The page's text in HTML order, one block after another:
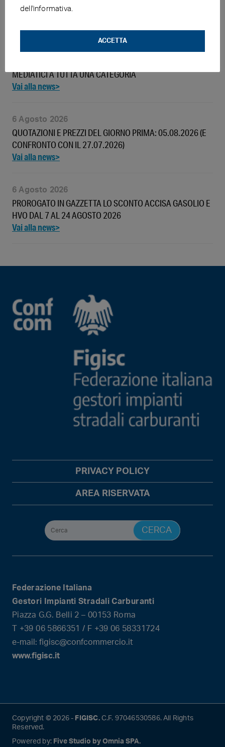
MEDIATICI A TUTTA UNA CATEGORIA
QUOTAZIONI E PREZZI DEL GIORNO PRIMA: 05.08.2026 (E
CONFRONTO CON IL 27.07.2026)
6 Agosto 2026
PROROGATO IN GAZZETTA LO SCONTO ACCISA GASOLIO E
HVO DAL 7 AL 24 AGOSTO 2026
6 Agosto 2026
Federazione Italiana
Gestori Impianti Stradali Carburanti
Piazza G.G. Belli 2 – 00153 Roma
T +39 06 5866351 / F +39 06 58331724
e-mail: figisc@confcommercio.it
www.figisc.it
PRIVACY POLICY
AREA RISERVATA
Copyright © 2026 - FIGISC.C.F. 97046530586. All Rights
Reserved.
Powered by: Five Studio by Omnia SPA.
dell'informativa.
ACCETTA